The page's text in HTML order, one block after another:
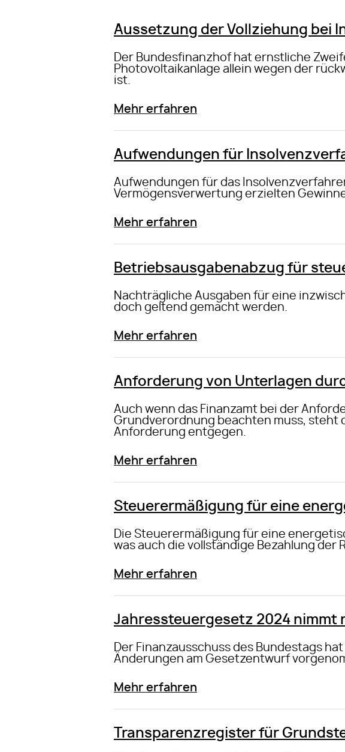
Aussetzung der Vollziehung bei
Der Bundesfinanzhof hat ernstliche
Photovoltaikanlage allein wegen der
ist.
Mehr erfahren
Aufwendungen für
Aufwendungen für das
Vermögensverwertung erzielten
Mehr erfahren
Betriebsausgabenabzug für
Nachträgliche Ausgaben für eine
doch geltend gemacht werden.
Mehr erfahren
Anforderung von Unterlagen
Auch wenn das Finanzamt bei der
Grundverordnung beachten muss, steht
Anforderung entgegen.
Mehr erfahren
Steuerermäßigung für eine
Die Steuerermäßigung für eine
was auch die vollständige Bezahlung der
Mehr erfahren
Jahressteuergesetz 2024 nimmt
Der Finanzausschuss des Bundestags
Änderungen am Gesetzentwurf
Mehr erfahren
Transparenzregister für